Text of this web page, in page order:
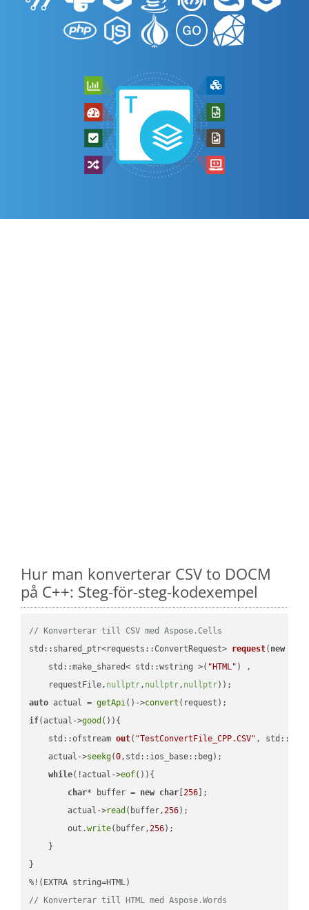
Hur man konverterar CSV to DOCM
på C++: Steg-för-steg-kodexempel
// Konverterar till CSV med Aspose.Cells
std::shared_ptr<requests::ConvertRequest> request( new
    std::make_shared< std::wstring >(
"HTML" ) ,
    requestFile,
nullptr, nullptr, nullptr))
auto actual = getApi()->convert
if(actual->good ()){
std::ofstream out( "TestConvertFile_CPP.CSV" ,
    actual->
seekg(0,std::ios_base::beg);
while(!actual->eof()){
char* buffer = new char [256 ];
        actual->
read (buffer,256);
        out.
write(buffer,256);
    }
}
// Konverterar till HTML med Aspose.Words